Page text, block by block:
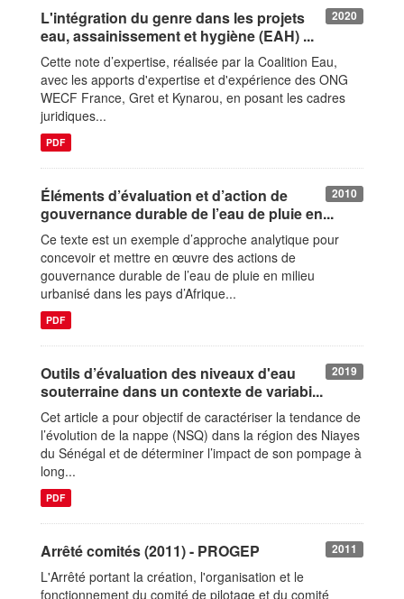
2020
L'intégration du genre dans les projets
eau, assainissement et hygiène (EAH) ...
Cette note d’expertise, réalisée par la Coalition Eau,
avec les apports d'expertise et d'expérience des ONG
WECF France, Gret et Kynarou, en posant les cadres
juridiques...
PDF
2010
Éléments d’évaluation et d’action de
gouvernance durable de l’eau de pluie en...
Ce texte est un exemple d’approche analytique pour
concevoir et mettre en œuvre des actions de
gouvernance durable de l’eau de pluie en milieu
urbanisé dans les pays d’Afrique...
PDF
2019
Outils d’évaluation des niveaux d'eau
souterraine dans un contexte de variabi...
Cet article a pour objectif de caractériser la tendance de
l’évolution de la nappe (NSQ) dans la région des Niayes
du Sénégal et de déterminer l’impact de son pompage à
long...
PDF
2011
Arrêté comités (2011) - PROGEP
L'Arrêté portant la création, l'organisation et le
fonctionnement du comité de pilotage et du comité